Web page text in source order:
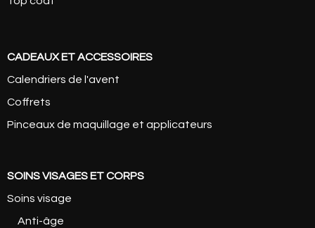
CADEAUX ET ACCESSOIRES
Calendriers de l'avent
Coffrets
Pinceaux de maquillage et applicateurs
SOINS VISAGES ET CORPS
Soins visage
Anti-âge